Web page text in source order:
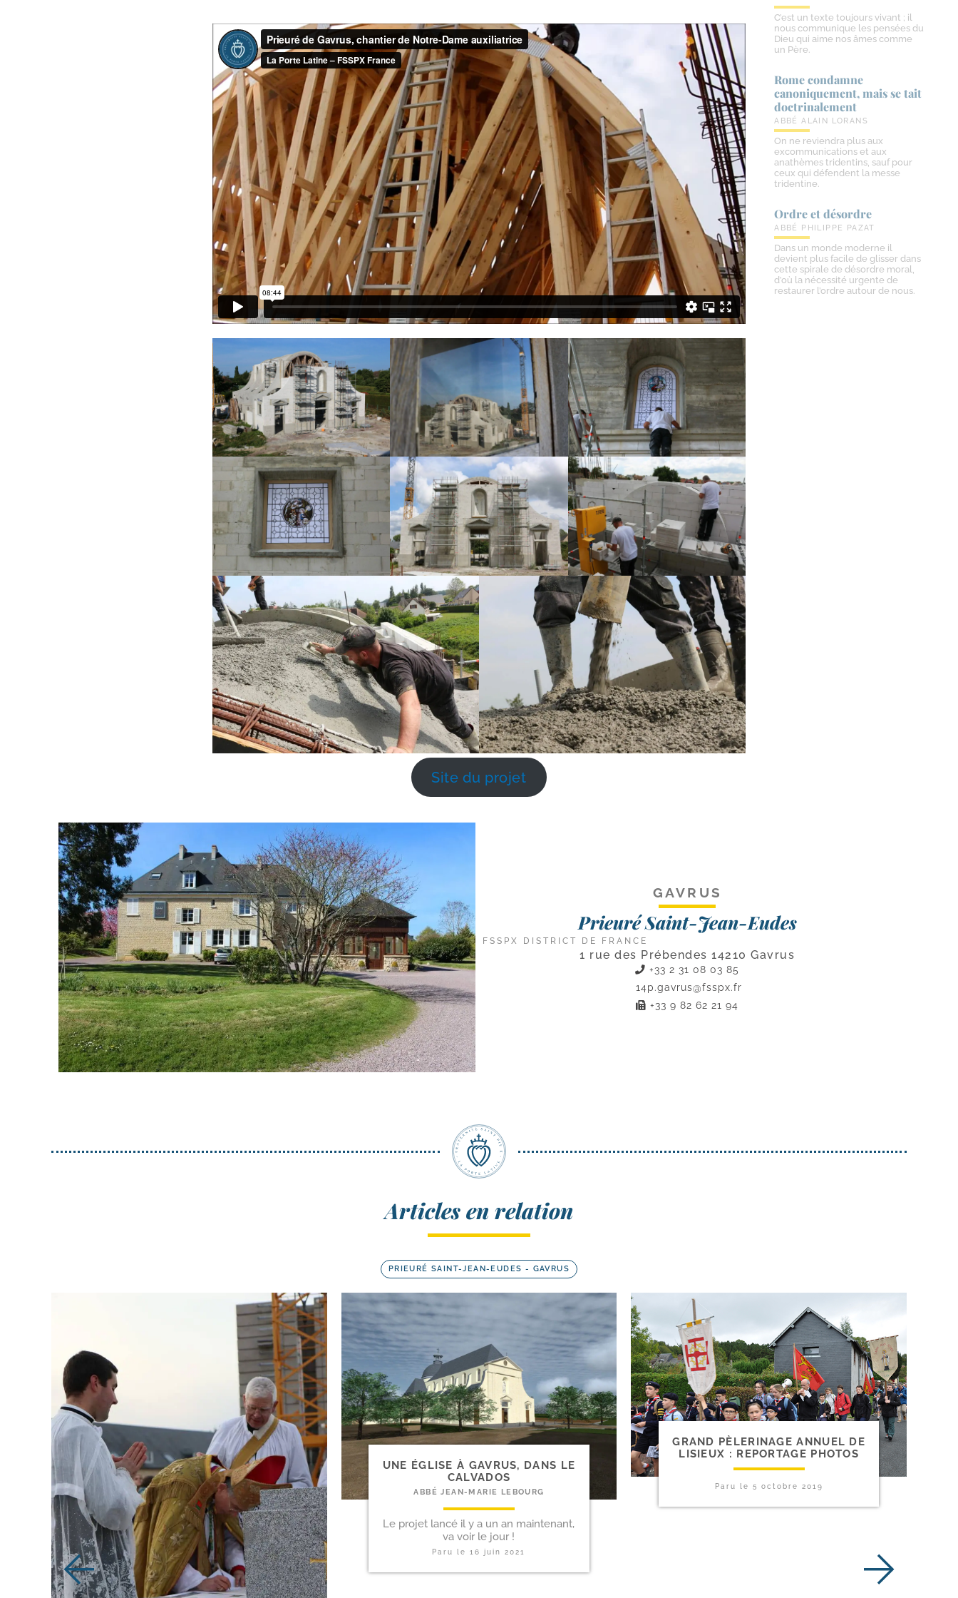
Site du projet
C’est un texte toujours vivant ; il
nous communique les pensées du
Dieu qui aime nos âmes comme
un Père.
Rome condamne
canoniquement, mais se tait
doctrinalement
ABBÉ ALAIN LORANS
On ne reviendra plus aux
excommunications et aux
anathèmes tridentins, sauf pour
ceux qui défendent la messe
tridentine.
Ordre et désordre
ABBÉ PHILIPPE PAZAT
Dans un monde moderne il
devient plus facile de glisser dans
cette spirale de désordre moral,
d’où la nécessité urgente de
restaurer l’ordre autour de nous.
GAVRUS
Prieuré Saint-Jean-Eudes
FSSPX DISTRICT DE FRANCE
1 rue des Prébendes 14210 Gavrus
+33 2 31 08 03 85
14p.gavrus@fsspx.fr
+33 9 82 62 21 94
Articles en relation
PRIEURÉ SAINT-JEAN-EUDES - GAVRUS
UNE ÉGLISE À GAVRUS, DANS LE
CALVADOS
ABBÉ JEAN-MARIE LEBOURG
Le projet lancé il y a un an maintenant,
va voir le jour !
Paru le16 juin 2021
GRAND PÈLERINAGE ANNUEL DE
LISIEUX : REPORTAGE PHOTOS
Paru le 5 octobre 2019